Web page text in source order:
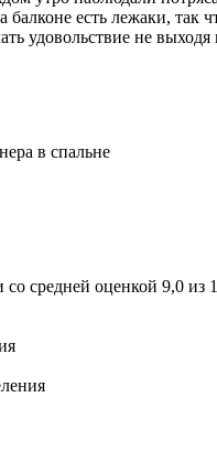
балконе есть лежаки, так
удовольствие не выходя
в спальне
средней оценкой 9,0 из